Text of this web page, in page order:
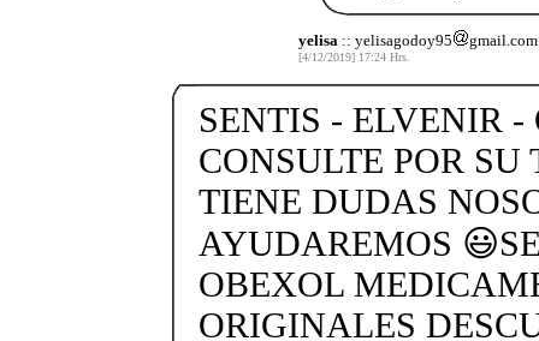
yelisa :: yelisagodoy95 gmail.com
[4/12/2019] 17:24 Hrs.
SENTIS - ELVENIR
CONSULTE POR
TIENE DUDAS
AYUDAREMOS
OBEXOL
ORIGINALES